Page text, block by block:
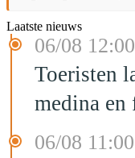
Laatste nieuws
06/08 12:00
Toeristen
medina en
06/08 11:00